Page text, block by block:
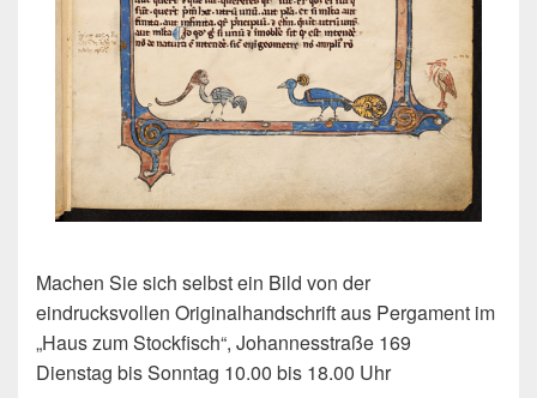
Machen Sie sich selbst ein Bild von der
eindrucksvollen Originalhandschrift aus Pergament im
„Haus zum Stockfisch“, Johannesstraße 169
Dienstag bis Sonntag 10.00 bis 18.00 Uhr